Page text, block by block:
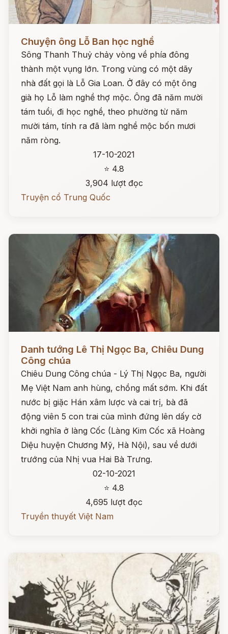
Chuyện ông Lỗ Ban học nghề
Sông Thanh Thuỷ chảy vòng về phía đông
thành một vụng lớn. Trong vùng có một dãy
nhà đất gọi là Lỗ Gia Loan. Ở đây có một ông
già họ Lỗ làm nghề thợ mộc. Ông đã năm mười
tám tuổi, đi học nghề, theo phường từ năm
mười tám, tính ra đã làm nghề mộc bốn mươi
năm ròng.
17-10-2021
⭐ 4.8
3,904 lượt đọc
Truyện cổ Trung Quốc
Danh tướng Lê Thị Ngọc Ba, Chiêu Dung
Công chúa
Chiêu Dung Công chúa - Lý Thị Ngọc Ba, người
Mẹ Việt Nam anh hùng, chồng mất sớm. Khi đất
nước bị giặc Hán xâm lược và cai trị, bà đã
động viên 5 con trai của mình đứng lên dấy cờ
khởi nghĩa ở làng Cốc (Làng Kim Cốc xã Hoàng
Diệu huyện Chương Mỹ, Hà Nội), sau về dưới
trướng của Nhị vua Hai Bà Trưng.
02-10-2021
⭐ 4.8
4,695 lượt đọc
Truyền thuyết Việt Nam